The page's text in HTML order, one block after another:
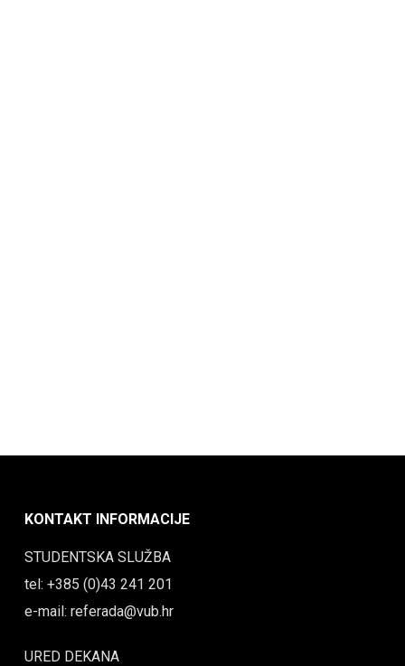
KONTAKT INFORMACIJE
STUDENTSKA SLUŽBA
tel: +385 (0)43 241 201
e-mail: referada@vub.hr
URED DEKANA